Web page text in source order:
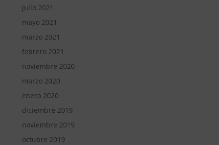
julio 2021
mayo 2021
marzo 2021
febrero 2021
noviembre 2020
marzo 2020
enero 2020
diciembre 2019
noviembre 2019
octubre 2019